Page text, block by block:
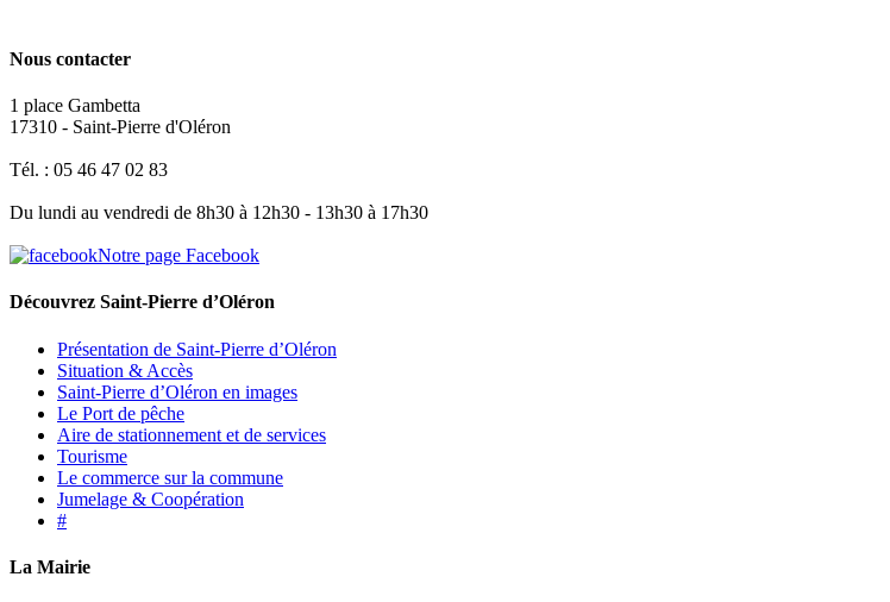
Nous contacter
1 place Gambetta
17310 - Saint-Pierre d'Oléron
Tél. : 05 46 47 02 83
Du lundi au vendredi de 8h30 à 12h30 - 13h30 à 17h30
Notre page Facebook
Découvrez Saint-Pierre d’Oléron
Présentation de Saint-Pierre d’Oléron
Situation & Accès
Saint-Pierre d’Oléron en images
Le Port de pêche
Aire de stationnement et de services
Tourisme
Le commerce sur la commune
Jumelage & Coopération
#
La Mairie